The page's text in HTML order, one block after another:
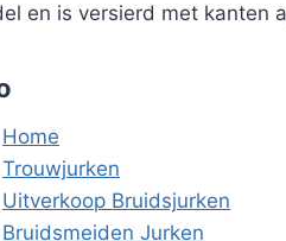
en is versierd met kanten
Home
Trouwjurken
Uitverkoop Bruidsjurken
Bruidsmeiden Jurken